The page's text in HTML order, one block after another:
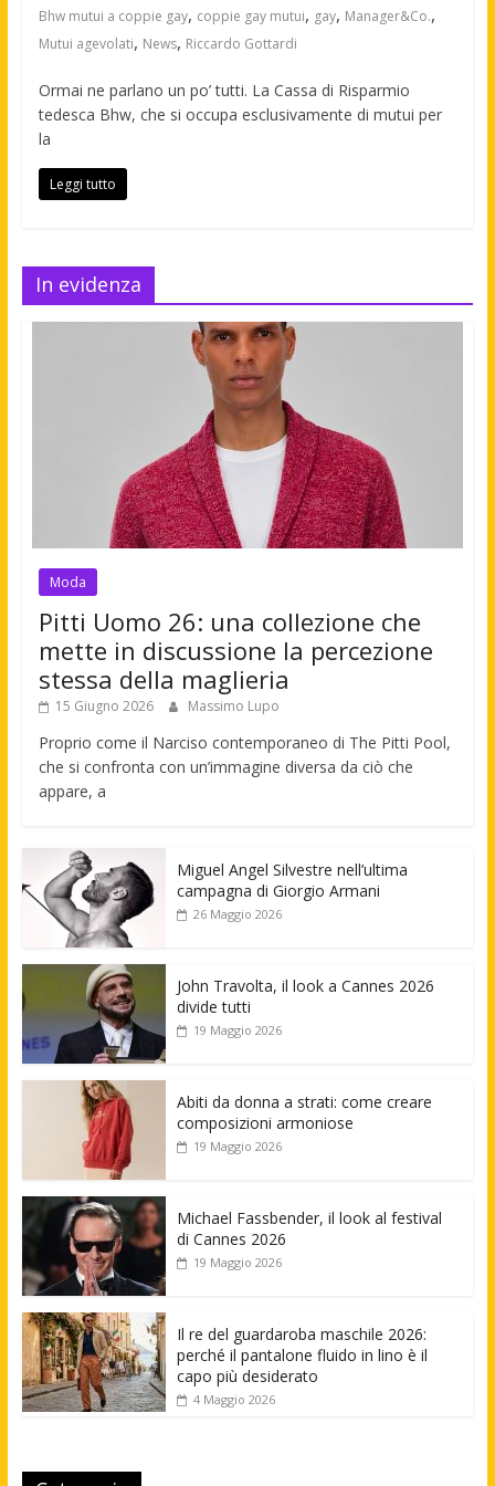
Bhw mutui a coppie gay, coppie gay mutui, gay, Manager&Co.,
Mutui agevolati, News, Riccardo Gottardi
Ormai ne parlano un po’ tutti. La Cassa di Risparmio
tedesca Bhw, che si occupa esclusivamente di mutui per
la
Leggi tutto
In evidenza
Moda
Pitti Uomo 26: una collezione che
mette in discussione la percezione
stessa della maglieria
15 Giugno 2026 Massimo Lupo
Proprio come il Narciso contemporaneo di The Pitti Pool,
che si confronta con un’immagine diversa da ciò che
appare, a
Miguel Angel Silvestre nell’ultima
campagna di Giorgio Armani
26 Maggio 2026
John Travolta, il look a Cannes 2026
divide tutti
19 Maggio 2026
Abiti da donna a strati: come creare
composizioni armoniose
19 Maggio 2026
Michael Fassbender, il look al festival
di Cannes 2026
19 Maggio 2026
Il re del guardaroba maschile 2026:
perché il pantalone fluido in lino è il
capo più desiderato
4 Maggio 2026